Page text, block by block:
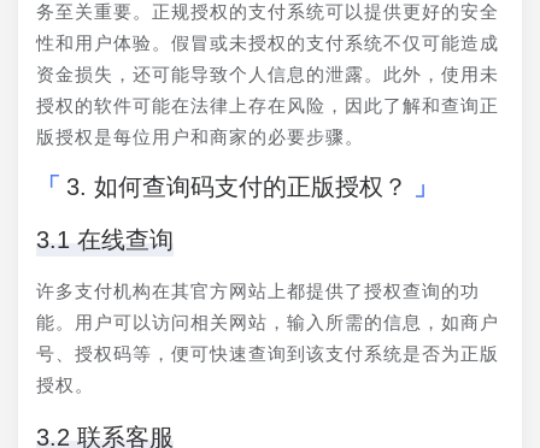
务至关重要。正规授权的支付系统可以提供更好的安全
性和用户体验。假冒或未授权的支付系统不仅可能造成
资金损失，还可能导致个人信息的泄露。此外，使用未
授权的软件可能在法律上存在风险，因此了解和查询正
版授权是每位用户和商家的必要步骤。
3. 如何查询码支付的正版授权？
3.1 在线查询
许多支付机构在其官方网站上都提供了授权查询的功
能。用户可以访问相关网站，输入所需的信息，如商户
号、授权码等，便可快速查询到该支付系统是否为正版
授权。
3.2 联系客服